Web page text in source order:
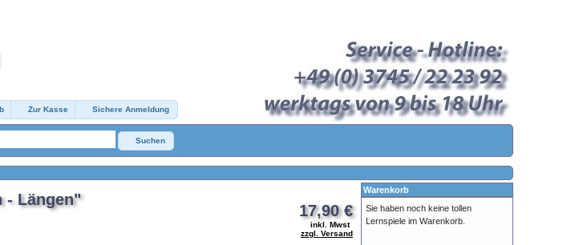
Zur Kasse Sichere Anmeldung
Suchen
17,90 €
inkl. Mwst
zzgl. Versand
- Längen"
Warenkorb
Sie haben noch keine tollen
Lernspiele im Warenkorb.